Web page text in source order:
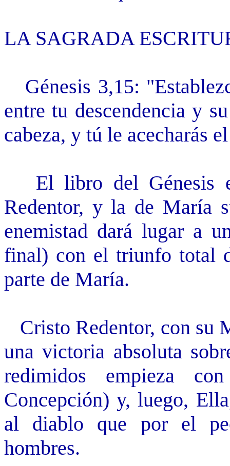
LA SAGRADA
Génesis 3,15:
entre tu descendencia y
cabeza, y tú le acecharás
El libro del Génesis
Redentor, y la de María
enemistad dará lugar a
final) con el triunfo total
parte de María.
Cristo Redentor, con su
una victoria absoluta
redimidos empieza
Concepción) y, luego,
al diablo que por el
hombres.